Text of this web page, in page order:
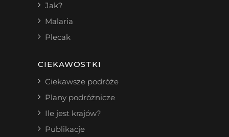
Jak?
Malaria
Plecak
CIEKAWOSTKI
Ciekawsze podróże
Plany podróżnicze
Ile jest krajów?
Publikacje